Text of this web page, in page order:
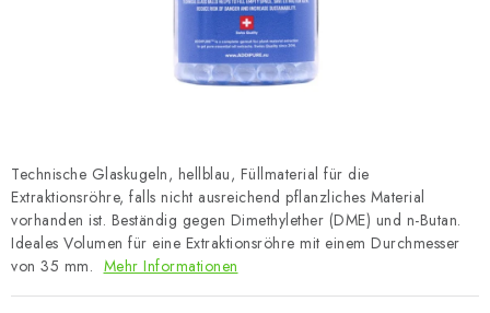
Technische Glaskugeln, hellblau, Füllmaterial für die
Extraktionsröhre, falls nicht ausreichend pflanzliches Material
vorhanden ist. Beständig gegen Dimethylether (DME) und n-Butan.
Ideales Volumen für eine Extraktionsröhre mit einem Durchmesser
von 35 mm. Mehr Informationen